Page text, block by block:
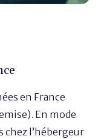
en France
En mode
chez l’hébergeur